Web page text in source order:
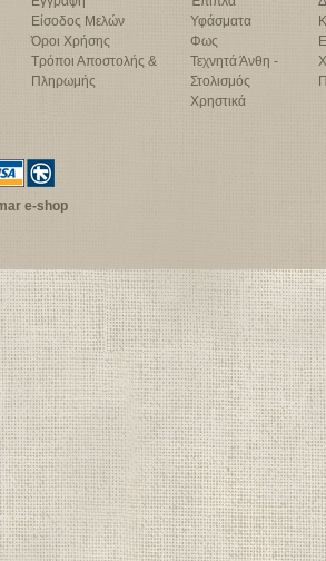
Είσοδος Μελών
Όροι Χρήσης
Τρόποι Αποστολής &
Πληρωμής
Υφάσματα
Φως
Τεχνητά Άνθη -
Στολισμός
Χρηστικά
e-shop